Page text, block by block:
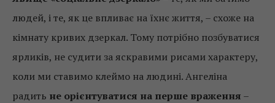
людей, і те, як це впливає на їхнє життя, – схоже на
кімнату кривих дзеркал. Тому потрібно позбуватися
ярликів, не судити за яскравими рисами характеру,
коли ми ставимо клеймо на людині. Ангеліна
радить не орієнтуватися на перше враження –